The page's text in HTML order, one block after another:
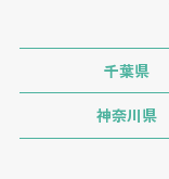
千葉県
神奈川県